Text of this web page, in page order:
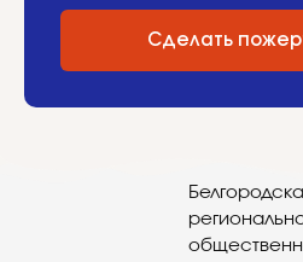
Сделать